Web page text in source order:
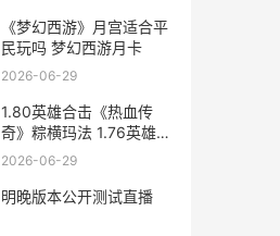
《梦幻西游》月宫适合平
民玩吗 梦幻西游月卡
2026-06-29
1.80英雄合击《热血传
奇》粽横玛法 1.76英雄合
击版本手游
2026-06-29
明晚版本公开测试直播